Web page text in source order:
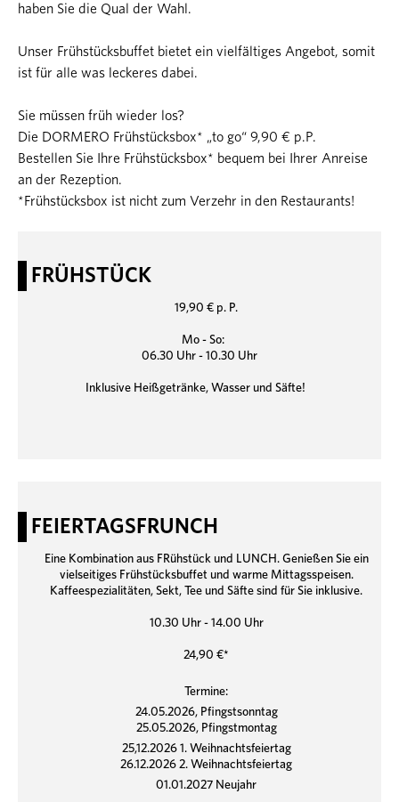
haben Sie die Qual der Wahl.
Unser Frühstücksbuffet bietet ein vielfältiges Angebot, somit
ist für alle was leckeres dabei.
Sie müssen früh wieder los?
Die DORMERO Frühstücksbox* „to go“ 9,90 € p.P.
Bestellen Sie Ihre Frühstücksbox* bequem bei Ihrer Anreise
an der Rezeption.
*Frühstücksbox ist nicht zum Verzehr in den Restaurants!
FRÜHSTÜCK
19,90 € p. P.
Mo - So:
06.30 Uhr - 10.30 Uhr
Inklusive Heißgetränke, Wasser und Säfte!
FEIERTAGSFRUNCH
Eine Kombination aus FRühstück und LUNCH. Genießen Sie ein
vielseitiges Frühstücksbuffet und warme Mittagsspeisen.
Kaffeespezialitäten, Sekt, Tee und Säfte sind für Sie inklusive.
10.30 Uhr - 14.00 Uhr
24,90 €*
Termine:
24.05.2026, Pfingstsonntag
25.05.2026, Pfingstmontag
25,12.2026 1. Weihnachtsfeiertag
26.12.2026 2. Weihnachtsfeiertag
01.01.2027 Neujahr